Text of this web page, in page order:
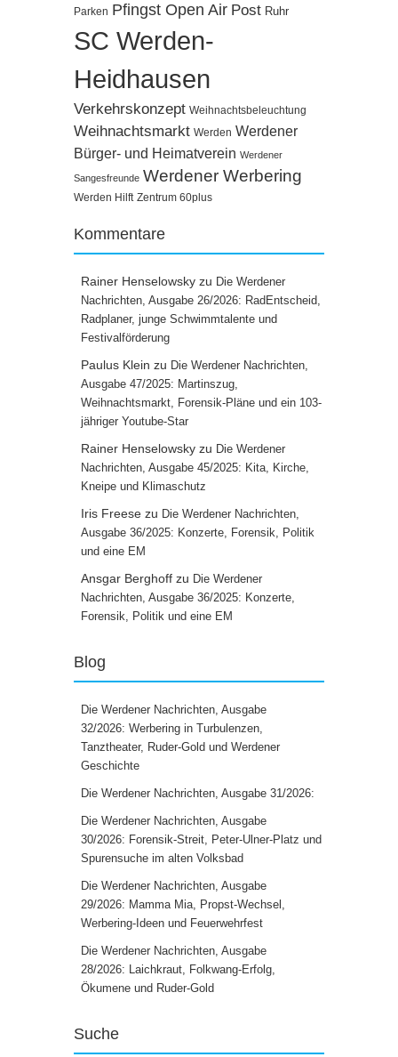
Parken Pfingst Open Air Post Ruhr
SC Werden-
Heidhausen
Verkehrskonzept Weihnachtsbeleuchtung
Weihnachtsmarkt Werden Werdener
Bürger- und Heimatverein Werdener
Sangesfreunde Werdener Werbering
Werden Hilft Zentrum 60plus
Kommentare
Rainer Henselowsky zu Die Werdener
Nachrichten, Ausgabe 26/2026: RadEntscheid,
Radplaner, junge Schwimmtalente und
Festivalförderung
Paulus Klein zu Die Werdener Nachrichten,
Ausgabe 47/2025: Martinszug,
Weihnachtsmarkt, Forensik-Pläne und ein 103-
jähriger Youtube-Star
Rainer Henselowsky zu Die Werdener
Nachrichten, Ausgabe 45/2025: Kita, Kirche,
Kneipe und Klimaschutz
Iris Freese zu Die Werdener Nachrichten,
Ausgabe 36/2025: Konzerte, Forensik, Politik
und eine EM
Ansgar Berghoff zu Die Werdener
Nachrichten, Ausgabe 36/2025: Konzerte,
Forensik, Politik und eine EM
Blog
Die Werdener Nachrichten, Ausgabe
32/2026: Werbering in Turbulenzen,
Tanztheater, Ruder-Gold und Werdener
Geschichte
Die Werdener Nachrichten, Ausgabe 31/2026:
Die Werdener Nachrichten, Ausgabe
30/2026: Forensik-Streit, Peter-Ulner-Platz und
Spurensuche im alten Volksbad
Die Werdener Nachrichten, Ausgabe
29/2026: Mamma Mia, Propst-Wechsel,
Werbering-Ideen und Feuerwehrfest
Die Werdener Nachrichten, Ausgabe
28/2026: Laichkraut, Folkwang-Erfolg,
Ökumene und Ruder-Gold
Suche